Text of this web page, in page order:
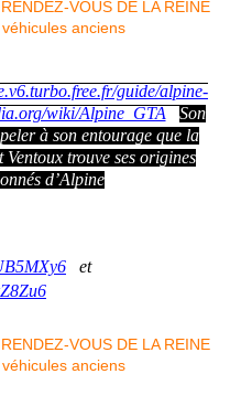
guide/alpine-
wiki/Alpine_GTA
Son
à son entourage que la
trouve ses origines
d’Alpine
et